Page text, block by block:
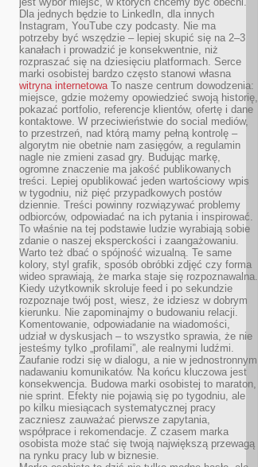
Dla jednych będzie to LinkedIn, dla innych
Instagram, YouTube czy podcasty. Nie ma
potrzeby być wszędzie – lepiej skupić się na 2–3
kanałach i prowadzić je konsekwentnie, niż
rozpraszać się na dziesięciu platformach. Serce
marki osobistej bardzo często stanowi własna
witryna internetowaTo nasze centrum dowodzenia:
miejsce, gdzie możemy opowiedzieć swoją historię,
pokazać portfolio, referencje klientów, ofertę i dane
kontaktowe. W przeciwieństwie do social mediów,
to przestrzeń, nad którą mamy pełną kontrolę –
algorytm nie obetnie nam zasięgów, a regulamin
nagle nie zmieni zasad gry. Budując markę,
ogromne znaczenie ma jakość publikowanych
treści. Lepiej opublikować jeden wartościowy wpis
w tygodniu, niż pięć przypadkowych postów
dziennie. Treści powinny rozwiązywać problemy
odbiorców, odpowiadać na ich pytania i inspirować.
To właśnie na tej podstawie ludzie wyrabiają sobie
zdanie o naszej eksperckości i zaangażowaniu.
Warto też dbać o spójność wizualną. Te same
kolory, styl grafik, sposób obróbki zdjęć czy forma
wideo sprawiają, że marka staje się rozpoznawalna.
Kiedy użytkownik skroluje feed i po sekundzie
rozpoznaje twój post, wiesz, że idziesz w dobrym
kierunku. Nie zapominajmy o budowaniu relacji.
Komentowanie, odpowiadanie na wiadomości,
udział w dyskusjach – to wszystko sprawia, że nie
jesteśmy tylko „profilami”, ale realnymi ludźmi.
Zaufanie rodzi się w dialogu, a nie w jednostronnym
nadawaniu komunikatów. Na końcu kluczowa jest
konsekwencja. Budowa marki osobistej to maraton,
nie sprint. Efekty nie pojawią się po tygodniu, ale
po kilku miesiącach systematycznej pracy
zaczniesz zauważać pierwsze zapytania,
współprace i rekomendacje. Z czasem marka
osobista może stać się twoją największą przewagą
na rynku pracy lub w biznesie.